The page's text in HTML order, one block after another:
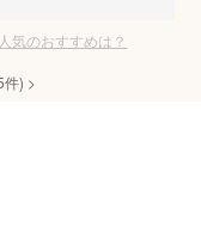
気のおすすめは？
件) >